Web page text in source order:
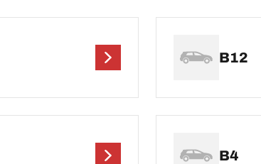
B12
B4